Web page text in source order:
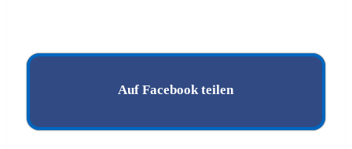
Auf Facebook teilen